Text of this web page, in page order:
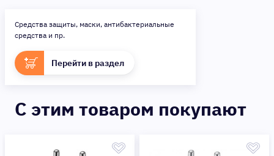
Средства защиты, маски, антибактериальные
средства и пр.
Перейти в раздел
C этим товаром покупают